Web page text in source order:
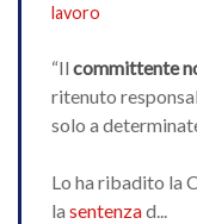
lavoro
“Il committente
ritenuto
solo a
Lo ha ribadito la
la sentenzad...